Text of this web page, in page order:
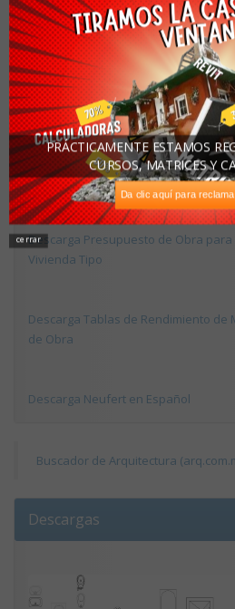
Descargas Recomendadas
Descarga de casa constructivos y
Descarga Presupuesto de Obra para
Vivienda Tipo
Descarga Tablas de Rendimiento de
de Obra
Descarga Neufert en Español
Buscador de Arquitectura
Descargas
cerrar
Da clic aquí para
PRÁCTICAMENTE ESTAMOS
CURSOS, MATRICES Y